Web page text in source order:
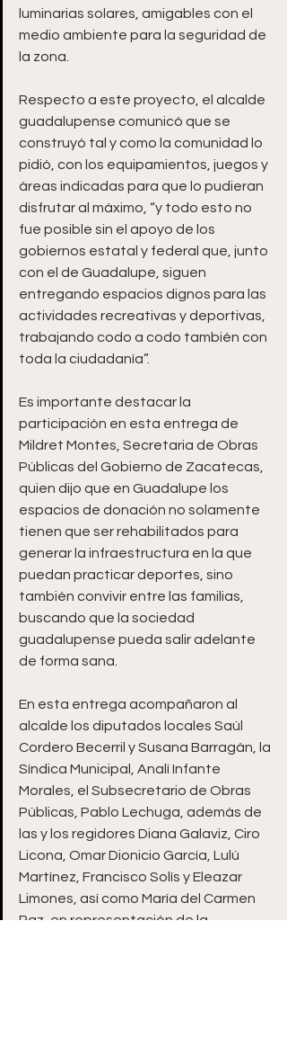
luminarias solares, amigables con el
medio ambiente para la seguridad de
la zona.
Respecto a este proyecto, el alcalde
guadalupense comunicó que se
construyó tal y como la comunidad lo
pidió, con los equipamientos, juegos y
áreas indicadas para que lo pudieran
disfrutar al máximo, “y todo esto no
fue posible sin el apoyo de los
gobiernos estatal y federal que, junto
con el de Guadalupe, siguen
entregando espacios dignos para las
actividades recreativas y deportivas,
trabajando codo a codo también con
toda la ciudadanía”.
Es importante destacar la
participación en esta entrega de
Mildret Montes, Secretaria de Obras
Públicas del Gobierno de Zacatecas,
quien dijo que en Guadalupe los
espacios de donación no solamente
tienen que ser rehabilitados para
generar la infraestructura en la que
puedan practicar deportes, sino
también convivir entre las familias,
buscando que la sociedad
guadalupense pueda salir adelante
de forma sana.
En esta entrega acompañaron al
alcalde los diputados locales Saúl
Cordero Becerril y Susana Barragán, la
Síndica Municipal, Analí Infante
Morales, el Subsecretario de Obras
Públicas, Pablo Lechuga, además de
las y los regidores Diana Galaviz, Ciro
Licona, Omar Dionicio García, Lulú
Martínez, Francisco Solís y Eleazar
Limones, así como María del Carmen
Paz, en representación de la